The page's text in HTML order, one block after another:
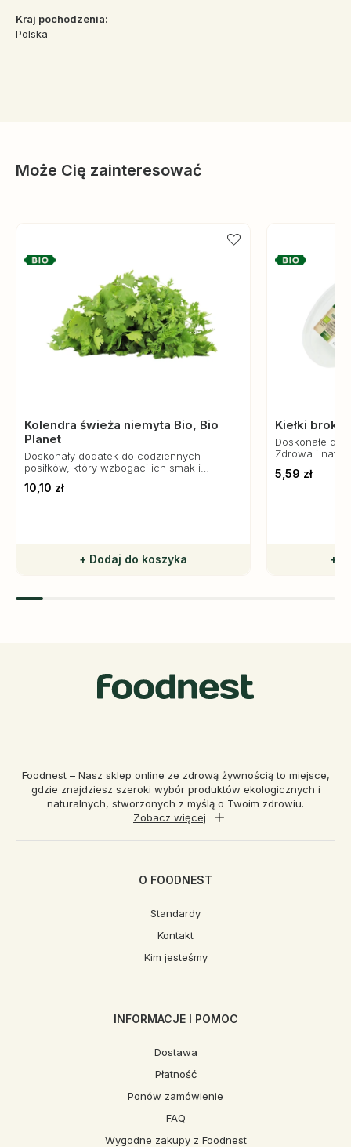
Kraj pochodzenia:
Polska
Może Cię zainteresować
Kolendra świeża niemyta Bio, Bio
Planet
Doskonały dodatek do codziennych
posiłków, który wzbogaci ich smak i
10,10 zł
+ Dodaj do koszyka
Kiełki
Doskonałe do
Zdrowa i
5,59 zł
+
Foodnest – Nasz sklep online ze zdrową żywnością to miejsce,
gdzie znajdziesz szeroki wybór produktów ekologicznych i
naturalnych, stworzonych z myślą o Twoim zdrowiu.
Zobacz więcej
O FOODNEST
Standardy
Kontakt
Kim jesteśmy
INFORMACJE I POMOC
Dostawa
Płatność
Ponów zamówienie
FAQ
Wygodne zakupy z Foodnest